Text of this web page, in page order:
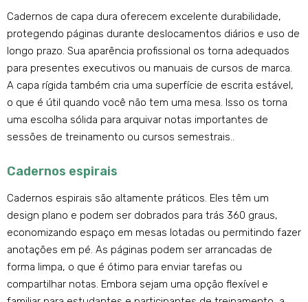
Cadernos de capa dura oferecem excelente durabilidade,
protegendo páginas durante deslocamentos diários e uso de
longo prazo. Sua aparência profissional os torna adequados
para presentes executivos ou manuais de cursos de marca.
A capa rígida também cria uma superfície de escrita estável,
o que é útil quando você não tem uma mesa. Isso os torna
uma escolha sólida para arquivar notas importantes de
sessões de treinamento ou cursos semestrais..
Cadernos espirais
Cadernos espirais são altamente práticos. Eles têm um
design plano e podem ser dobrados para trás 360 graus,
economizando espaço em mesas lotadas ou permitindo fazer
anotações em pé. As páginas podem ser arrancadas de
forma limpa, o que é ótimo para enviar tarefas ou
compartilhar notas. Embora sejam uma opção flexível e